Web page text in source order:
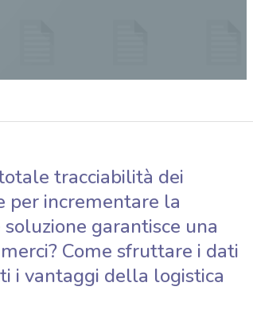
tracciabilità dei
per incrementare la
garantisce una
Come sfruttare i dati
i vantaggi della logistica